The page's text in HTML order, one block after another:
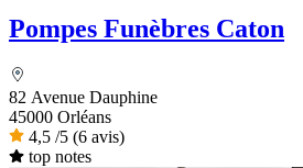
Pompes Funèbres Caton
82 Avenue Dauphine
45000 Orléans
4,5 /5 (6 avis)
top notes